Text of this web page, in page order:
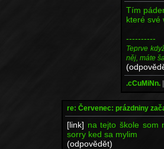
Tím
které své
----------
Teprve
něj, máte
.cCuMiNn.
re: Červenec: prázdniny
[link] na tejto škole som
sorry ked sa mylim
(odpovědět)